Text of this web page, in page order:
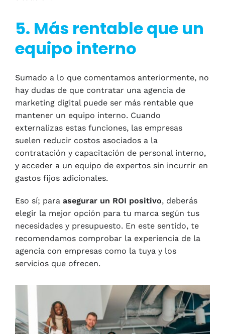
5. Más rentable que un
equipo interno
Sumado a lo que comentamos anteriormente, no
hay dudas de que contratar una agencia de
marketing digital puede ser más rentable que
mantener un equipo interno. Cuando
externalizas estas funciones, las empresas
suelen reducir costos asociados a la
contratación y capacitación de personal interno,
y acceder a un equipo de expertos sin incurrir en
gastos fijos adicionales.
Eso sí; para asegurar un ROI positivo, deberás
elegir la mejor opción para tu marca según tus
necesidades y presupuesto. En este sentido, te
recomendamos comprobar la experiencia de la
agencia con empresas como la tuya y los
servicios que ofrecen.